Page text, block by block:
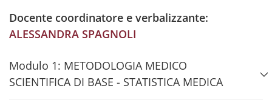
Docente coordinatore e verbalizzante:
ALESSANDRA SPAGNOLI
Modulo 1: METODOLOGIA MEDICO
SCIENTIFICA DI BASE - STATISTICA MEDICA